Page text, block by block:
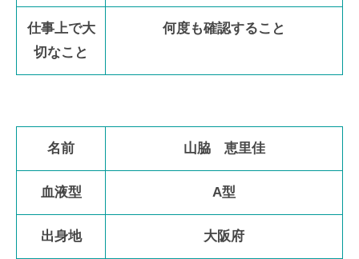
仕事上で大
切なこと
何度も確認すること
名前 山脇 恵里佳
血液型 A型
出身地 大阪府